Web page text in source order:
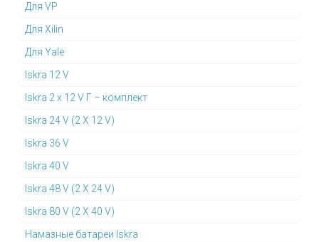
Для VP
Для Xilin
Для Yale
Iskra 12 V
Iskra 2 x 12 V Г – комплект
Iskra 24 V (2 X 12 V)
Iskra 36 V
Iskra 40 V
Iskra 48 V (2 X 24 V)
Iskra 80 V (2 X 40 V)
Намазные батареи Iskra